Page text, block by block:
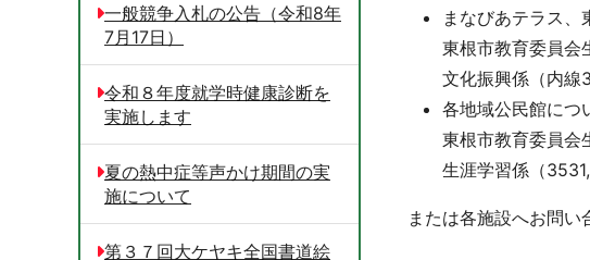
まなびあテラス、
東根市教育委員会
文化振興係（内線
各地域公民館につ
東根市教育委員会
生涯学習係（
または各施設へお問
一般競争入札の公告（令和8年
7月17日）
令和８年度就学時健康診断を
実施します
夏の熱中症等声かけ期間の実
施について
第３７回大ケヤキ全国書道絵